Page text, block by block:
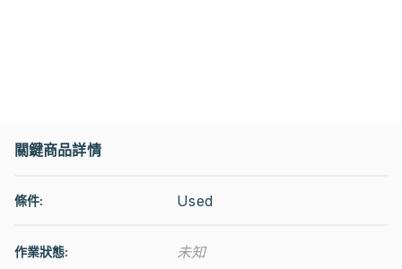
關鍵商品詳情
條件: Used
作業狀態: 未知